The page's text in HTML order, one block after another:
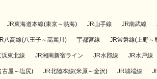
JR東海道本線(東京～熱海) JR山手線 JR南武線
八高線(八王子～高麗川) 宇都宮線 JR常磐線(上野～
東北線 JR湘南新宿ライン JR水郡線 JR水戸線
古屋～塩尻) JR北陸本線(米原～金沢) JR城端線